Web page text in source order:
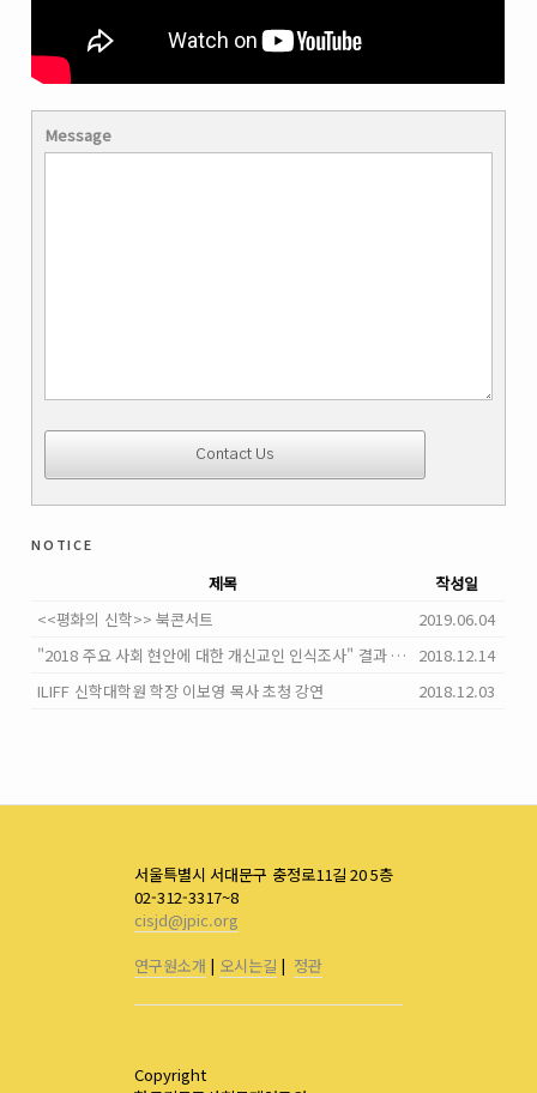
Message
notice
제목
작성일
<<평화의 신학>> 북콘서트
2019.06.04
"2018 주요 사회 현안에 대한 개신교인 인식조사" 결과 발표
2018.12.14
ILIFF 신학대학원 학장 이보영 목사 초청 강연
2018.12.03
서울특별시 서대문구 충정로11길 20 5층
02-312-3317~8
cisjd@jpic.org
연구원소개 | 오시는길 | 정관
Copyright